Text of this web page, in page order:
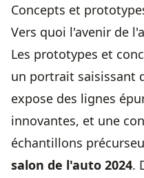
Concepts et
Vers quoi l'avenir de
Les prototypes et
un portrait saisissant
expose des lignes
innovantes, et une
échantillons
salon de l'auto 2024.